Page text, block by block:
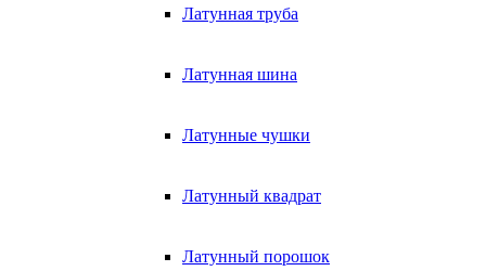
Латунная труба
Латунная шина
Латунные чушки
Латунный квадрат
Латунный порошок